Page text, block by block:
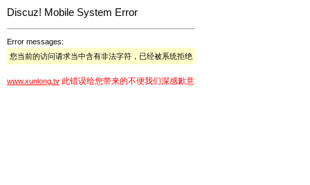
Discuz! Mobile System Error
Error messages:
您当前的访问请求当中含有非法字符，已经被系统拒绝
www.xunlong.tv 此错误给您带来的不便我们深感歉意